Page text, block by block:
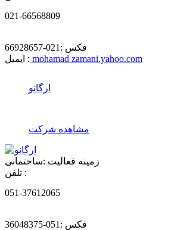
021-66568809
فکس : 021-66928657
ایمیل : mohamad zamani.yahoo.com
ارگانو
مشاهده شرکت
زمینه فعالیت :ساختمانی
تلفن :
051-37612065
فکس : 051-36048375